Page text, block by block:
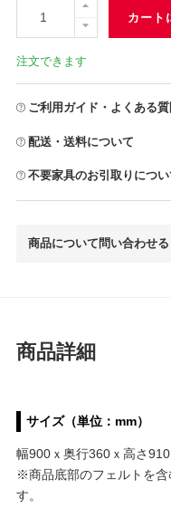
カート
注文できます
ご利用ガイド・よくある質
配送・送料について
不要家具のお引取りについ
商品について問い合わせる
商品詳細
サイズ（単位：mm）
幅900ｘ奥行360ｘ高さ910
※商品底部のフェルトを含
す。